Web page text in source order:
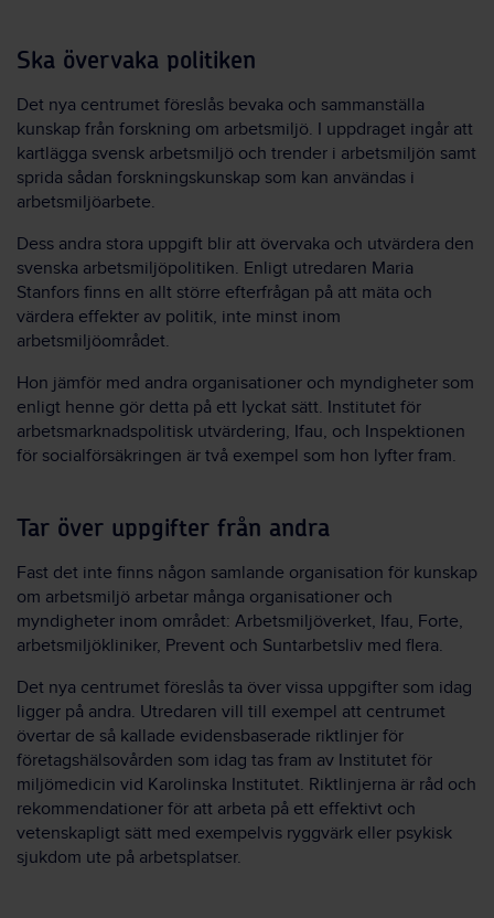
Ska övervaka politiken
Det nya centrumet föreslås bevaka och sammanställa
kunskap från forskning om arbetsmiljö. I uppdraget ingår att
kartlägga svensk arbetsmiljö och trender i arbetsmiljön samt
sprida sådan forskningskunskap som kan användas i
arbetsmiljöarbete.
Dess andra stora uppgift blir att övervaka och utvärdera den
svenska arbetsmiljöpolitiken. Enligt utredaren Maria
Stanfors finns en allt större efterfrågan på att mäta och
värdera effekter av politik, inte minst inom
arbetsmiljöområdet.
Hon jämför med andra organisationer och myndigheter som
enligt henne gör detta på ett lyckat sätt. Institutet för
arbetsmarknadspolitisk utvärdering, Ifau, och Inspektionen
för socialförsäkringen är två exempel som hon lyfter fram.
Tar över uppgifter från andra
Fast det inte finns någon samlande organisation för kunskap
om arbetsmiljö arbetar många organisationer och
myndigheter inom området: Arbetsmiljöverket, Ifau, Forte,
arbetsmiljökliniker, Prevent och Suntarbetsliv med flera.
Det nya centrumet föreslås ta över vissa uppgifter som idag
ligger på andra. Utredaren vill till exempel att centrumet
övertar de så kallade evidensbaserade riktlinjer för
företagshälsovården som idag tas fram av Institutet för
miljömedicin vid Karolinska Institutet. Riktlinjerna är råd och
rekommendationer för att arbeta på ett effektivt och
vetenskapligt sätt med exempelvis ryggvärk eller psykisk
sjukdom ute på arbetsplatser.